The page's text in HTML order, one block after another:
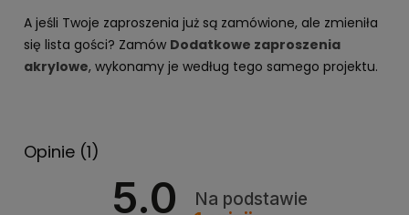
A jeśli Twoje zaproszenia już są zamówione, ale zmieniła
się lista gości? Zamów Dodatkowe zaproszenia
akrylowe, wykonamy je według tego samego projektu.
Opinie (1)
5.0
Na podstawie